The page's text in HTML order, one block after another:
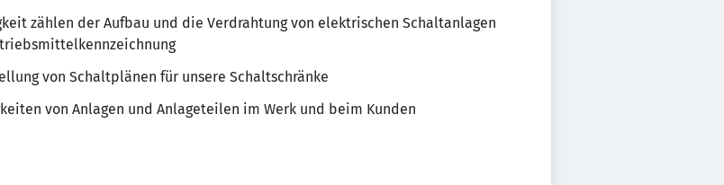
zählen der Aufbau und die Verdrahtung von elektrischen Schaltanlagen
von Schaltplänen für unsere Schaltschränke
von Anlagen und Anlageteilen im Werk und beim Kunden